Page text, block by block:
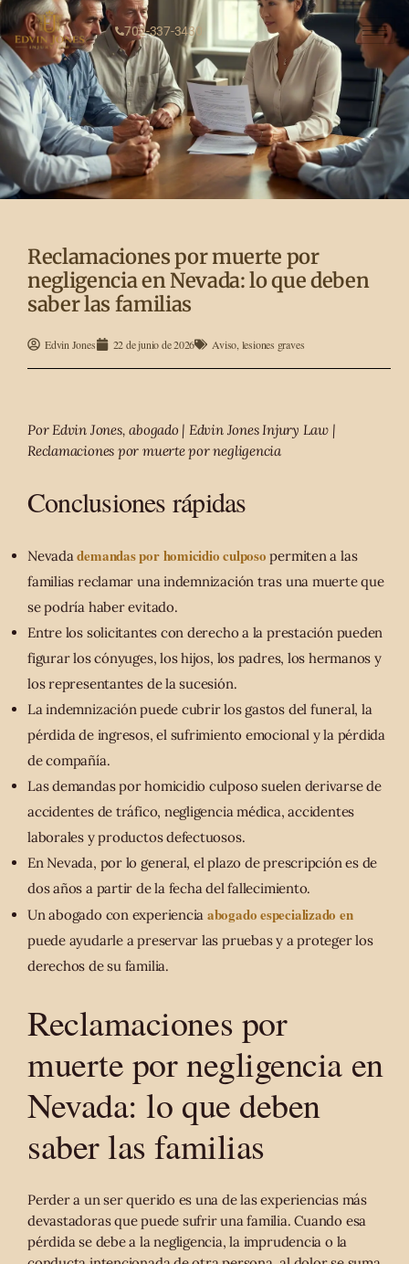
702-337-3430
Reclamaciones por muerte por
negligencia en Nevada: lo que deben
saber las familias
Edvin Jones 22 de junio de 2026 Aviso lesiones graves
Por Edvin Jones, abogado | Edvin Jones Injury Law |
Reclamaciones por muerte por negligencia
Conclusiones rápidas
Nevadademandas por homicidio culposo permiten a las
familias reclamar una indemnización tras una muerte que
se podría haber evitado.
Entre los solicitantes con derecho a la prestación pueden
figurar los cónyuges, los hijos, los padres, los hermanos y
los representantes de la sucesión.
La indemnización puede cubrir los gastos del funeral, la
pérdida de ingresos, el sufrimiento emocional y la pérdida
de compañía.
Las demandas por homicidio culposo suelen derivarse de
accidentes de tráfico, negligencia médica, accidentes
laborales y productos defectuosos.
En Nevada, por lo general, el plazo de prescripción es de
dos años a partir de la fecha del fallecimiento.
Un abogado con experiencia abogado especializado en
puede ayudarle a preservar las pruebas y a proteger los
derechos de su familia.
Reclamaciones por
muerte por negligencia en
Nevada: lo que deben
saber las familias
Perder a un ser querido es una de las experiencias más
devastadoras que puede sufrir una familia. Cuando esa
pérdida se debe a la negligencia, la imprudencia o la